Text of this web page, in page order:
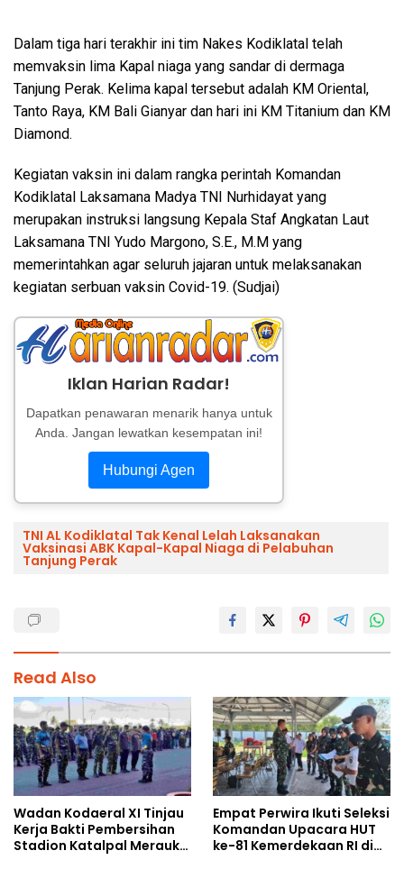
Dalam tiga hari terakhir ini tim Nakes Kodiklatal telah
memvaksin lima Kapal niaga yang sandar di dermaga
Tanjung Perak. Kelima kapal tersebut adalah KM Oriental,
Tanto Raya, KM Bali Gianyar dan hari ini KM Titanium dan KM
Diamond.
Kegiatan vaksin ini dalam rangka perintah Komandan
Kodiklatal Laksamana Madya TNI Nurhidayat yang
merupakan instruksi langsung Kepala Staf Angkatan Laut
Laksamana TNI Yudo Margono, S.E., M.M yang
memerintahkan agar seluruh jajaran untuk melaksanakan
kegiatan serbuan vaksin Covid-19. (Sudjai)
Iklan Harian Radar!
Dapatkan penawaran menarik hanya untuk
Anda. Jangan lewatkan kesempatan ini!
Hubungi Agen
TNI AL Kodiklatal Tak Kenal Lelah Laksanakan
Vaksinasi ABK Kapal-Kapal Niaga di Pelabuhan
Tanjung Perak
Read Also
Wadan Kodaeral XI Tinjau
Kerja Bakti Pembersihan
Stadion Katalpal Merauke,
Empat Perwira Ikuti Seleksi
Komandan Upacara HUT
ke-81 Kemerdekaan RI di